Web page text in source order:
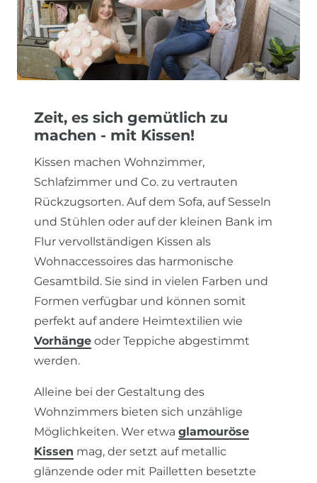
Zeit, es sich gemütlich zu
machen - mit Kissen!
Kissen machen Wohnzimmer,
Schlafzimmer und Co. zu vertrauten
Rückzugsorten. Auf dem Sofa, auf Sesseln
und Stühlen oder auf der kleinen Bank im
Flur vervollständigen Kissen als
Wohnaccessoires das harmonische
Gesamtbild. Sie sind in vielen Farben und
Formen verfügbar und können somit
perfekt auf andere Heimtextilien wie
Vorhänge oder Teppiche abgestimmt
werden.
Alleine bei der Gestaltung des
Wohnzimmers bieten sich unzählige
Möglichkeiten. Wer etwa glamouröse
Kissen mag, der setzt auf metallic
glänzende oder mit Pailletten besetzte